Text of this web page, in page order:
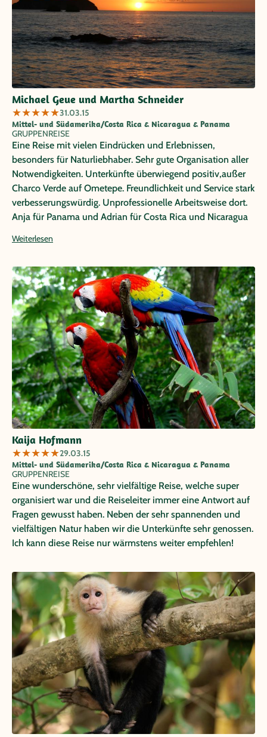
Michael Geue und Martha Schneider
★★★★★31.03.15
Mittel- und Südamerika/Costa Rica & Nicaragua & Panama
GRUPPENREISE
Eine Reise mit vielen Eindrücken und Erlebnissen,
besonders für Naturliebhaber. Sehr gute Organisation aller
Notwendigkeiten. Unterkünfte überwiegend positiv,außer
Charco Verde auf Ometepe. Freundlichkeit und Service stark
verbesserungswürdig. Unprofessionelle Arbeitsweise dort.
Anja für Panama und Adrian für Costa Rica und Nicaragua
Wissen über Flora ,Fauna und Kultur.Ebenso seine
uns auf beeindruckende Weise. Der Schwerpunkt der Reise
liegt auf Erlebnis nicht auf Erholung.Dafür wird man mit
veritablen Eindrücken belohnt. Wir können diese Reise
bestens empfehlen. Es war bereits unsere 2. Reise mit
Papaya Tours und bestimmt nicht die letzte Papaya Tour.
Weiterlesen
Kaija Hofmann
★★★★★29.03.15
Mittel- und Südamerika/Costa Rica & Nicaragua & Panama
GRUPPENREISE
Eine wunderschöne, sehr vielfältige Reise, welche super
organisiert war und die Reiseleiter immer eine Antwort auf
Fragen gewusst haben. Neben der sehr spannenden und
vielfältigen Natur haben wir die Unterkünfte sehr genossen.
Ich kann diese Reise nur wärmstens weiter empfehlen!